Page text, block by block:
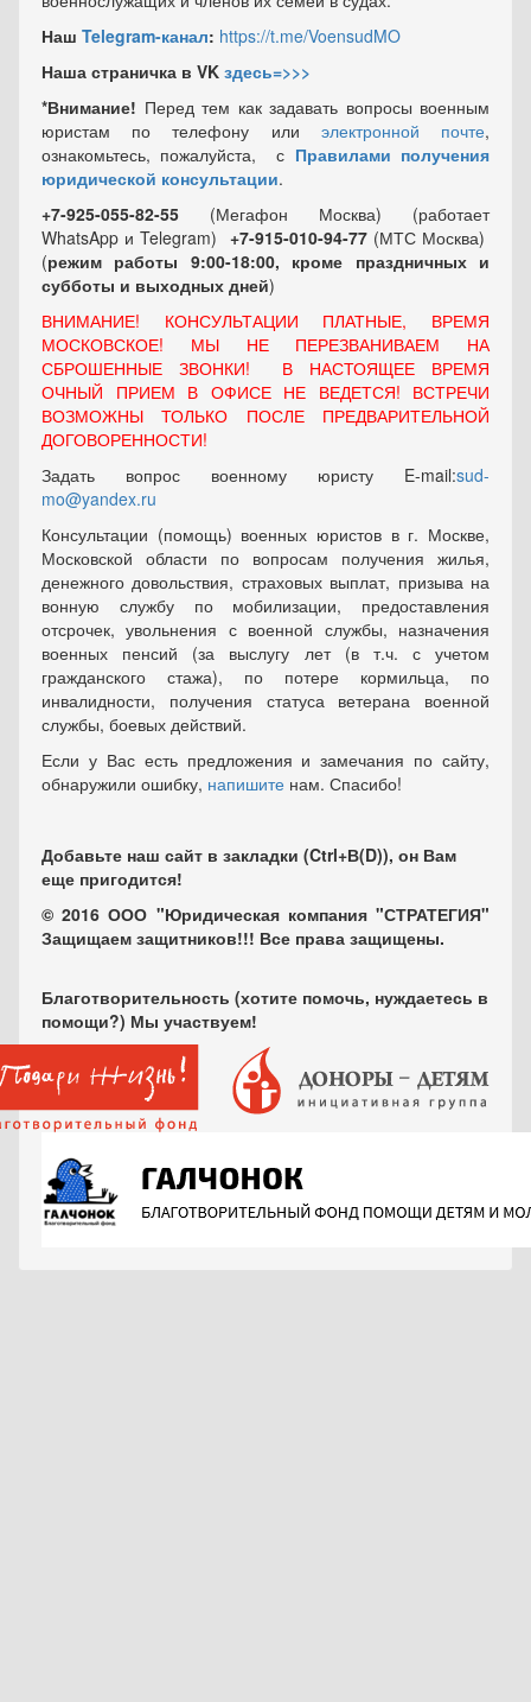
Наш Telegram-канал: https://t.me/VoensudMO
Наша страничка в VK здесь=>>>
*Внимание! Перед тем как задавать вопросы военным
юристам по телефону или электронной почте,
ознакомьтесь, пожалуйста, с Правилами получения
юридической консультации.
+7-925-055-82-55 (Мегафон Москва) (работает
WhatsApp и Telegram) +7-915-010-94-77 (МТС Москва)
(режим работы 9:00-18:00, кроме праздничных и
субботы и выходных дней)
ВНИМАНИЕ! КОНСУЛЬТАЦИИ ПЛАТНЫЕ, ВРЕМЯ
МОСКОВСКОЕ! МЫ НЕ ПЕРЕЗВАНИВАЕМ НА
СБРОШЕННЫЕ ЗВОНКИ! В НАСТОЯЩЕЕ ВРЕМЯ
ОЧНЫЙ ПРИЕМ В ОФИСЕ НЕ ВЕДЕТСЯ! ВСТРЕЧИ
ВОЗМОЖНЫ ТОЛЬКО ПОСЛЕ ПРЕДВАРИТЕЛЬНОЙ
ДОГОВОРЕННОСТИ!
Задать вопрос военному юристу E-mail:sud-
mo@yandex.ru
Консультации (помощь) военных юристов в г. Москве,
Московской области по вопросам получения жилья,
денежного довольствия, страховых выплат, призыва на
вонную службу по мобилизации, предоставления
отсрочек, увольнения с военной службы, назначения
военных пенсий (за выслугу лет (в т.ч. с учетом
гражданского стажа), по потере кормильца, по
инвалидности, получения статуса ветерана военной
службы, боевых действий.
Если у Вас есть предложения и замечания по сайту,
обнаружили ошибку, напишите нам. Спасибо!
Добавьте наш сайт в закладки (Ctrl+В(D)), он Вам
еще пригодится!
© 2016 ООО "Юридическая компания "СТРАТЕГИЯ"
Защищаем защитников!!! Все права защищены.
Благотворительность (хотите помочь, нуждаетесь в
помощи?) Мы участвуем!